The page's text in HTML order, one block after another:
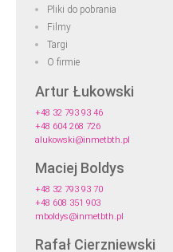
Pliki do pobrania
Filmy
Targi
O firmie
Artur Łukowski
+48 32 793 93 46
+48 604 268 726
alukowski@inmetbth.pl
Maciej Boldys
+48 32 793 93 70
+48 608 351 903
mboldys@inmetbth.pl
Rafał Cierzniewski